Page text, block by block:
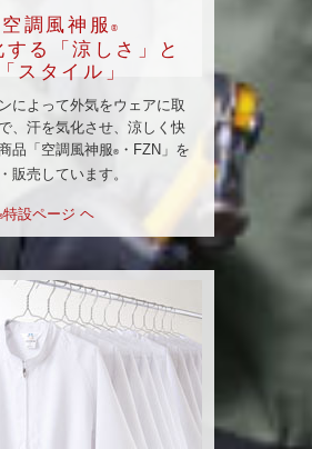
空調風神服®
する「涼しさ」と
「スタイル」
によって外気をウェアに取
、汗を気化させ、涼しく快
品「空調風神服®
・FZN」を
販売しています。
特設ページ ヘ